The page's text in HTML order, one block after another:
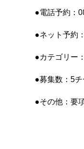
●電話予約：
●ネット予約：
●カテゴリー：
●募集数：5チ
●その他：要